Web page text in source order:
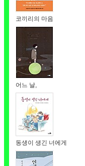
코끼리의 마음
어느 날,
동생이 생긴 너에게